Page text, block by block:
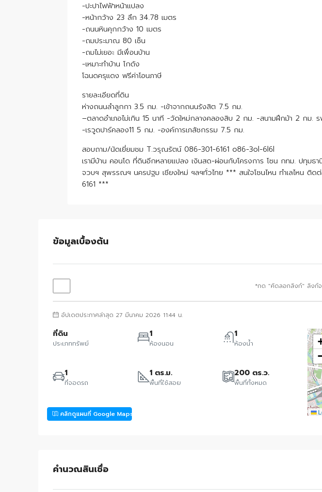
-ปะปาไฟฟ้าหน้าแปลง
-หน้ากว้าง 23 ลึก 34.78 เมตร
-ถนนหินคุกกว้าง 10 เมตร
-ถมประมาณ 80 เซ็น
-ถมไม่เยอะ มีเพื่อนบ้าน
-เหมาะทำบ้าน โกดัง
โฉนดครุแดง ฟรีค่าโอนภาษี
รายละเอียดที่ดิน
ห่างถนนลำลูกกา 3.5 กม. -เข้าจากถนนรังสิต 7.5 กม.
–ตลาดอำเภอไม่เกิน 15 นาที -วัดใหม่กลางคลองสิบ 2 กม. -สนามฝึกม้า 2 กม.
-เรวูดปาร์คลอง11 5 กม. -องค์การเภสัชกรรม 7.5 กม.
สอบถาม/นัดเยี่ยมชม T.วรุณรัตน์ 086-301-6161 o86-3ol-6l6l
เรามีบ้าน คอนโด ที่ดินอีกหลายแปลง เงินสด-ผ่อนกับโครงการ โซน กทม. ปทุมธ
จวบฯ สุพรรณฯ นครปฐม เชียงใหม่ ฯลฯทั่วไทย *** สนใจโซนไหน ทำเลไหน ติด
6161 ***
ข้อมูลเบื้องต้น
*กด "คัดลอกลิงก์" ลิงก์จะ
อัปเดตประกาศล่าสุด 27 มีนาคม 2026 11:44 น.
ที่ดิน
ประเภททรัพย์
1
ห้องนอน
1
ห้องน้ำ
1
ที่จอดรถ
1 ตร.ม.
พื้นที่ใช้สอย
200 ตร.ว.
พื้นที่ทั้งหมด
คลิกดูแผนที่ Google Maps
คำนวณสินเชื่อ